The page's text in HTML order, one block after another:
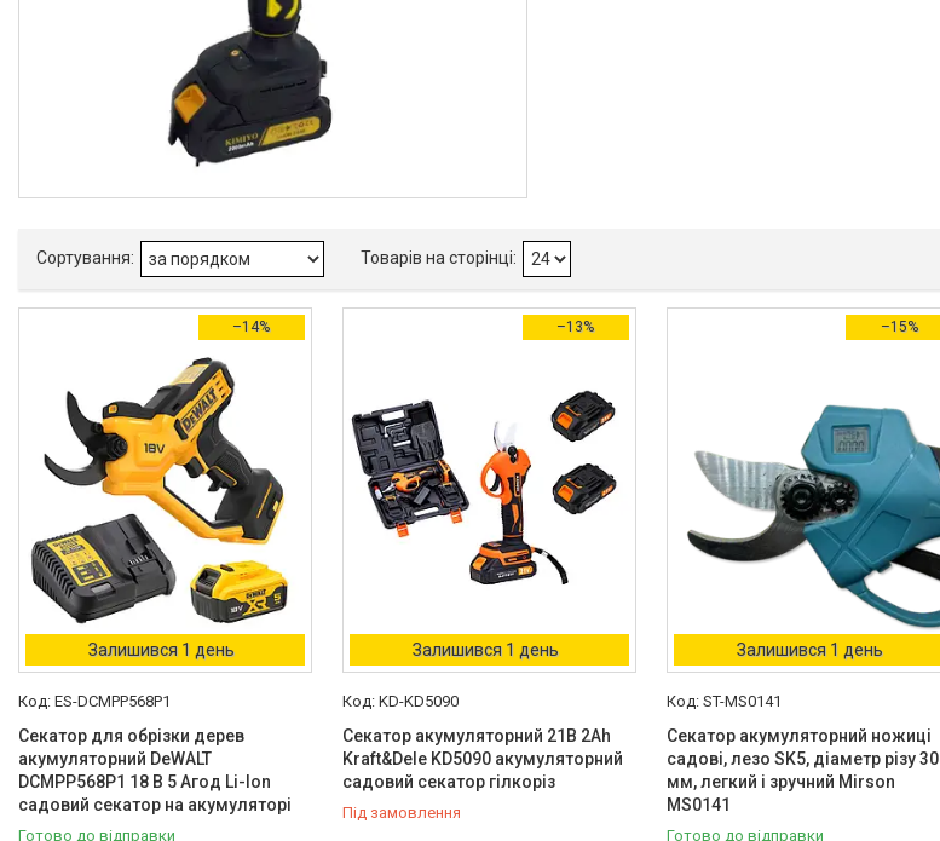
Стол подъемный
гидравлический
Кліматична техніка
Електроінструменти
обладнання
Засоби індивідуального
захисту нов
Ручний інструмент
Пристрої пускозарядні для
АКБ
Бензоінструмент
Набори гайкових ключів
Компресометри
Зварювальне обладнання
Знімачі та обтискачі
Дім і сад
Обприскувачі акумуляторні та
комплектуючі
Дренажні насоси
Мийки високого тиску
Газові плити та комплектуючі
Ліхтарі
Газонокосарки
–14%
Залишився 1 день
ES-DCMPP568P1
Секатор для обрізки дерев
акумуляторний DeWALT
DCMPP568P1 18 В 5 Агод Li-Ion
садовий секатор на акумуляторі
Готово до відправки
–13%
Залишився 1 день
KD-KD5090
Секатор акумуляторний 21В 2Ah
Kraft&Dele KD5090 акумуляторний
садовий секатор гілкоріз
Під замовлення
–15%
Залишився 1 день
ST-MS0141
Секатор акумуляторний ножиці
садові, лезо SK5, діаметр різу 30
мм, легкий і зручний Mirson
MS0141
Готово до відправки